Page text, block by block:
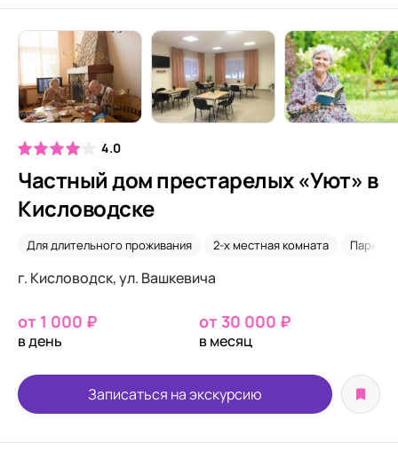
4.0
Частный дом престарелых «Уют» в
Кисловодске
Для длительного проживания 2-х местная комната
г. Кисловодск, ул. Вашкевича
от 1 000 ₽
в день
от 30 000 ₽
в месяц
Записаться на экскурсию